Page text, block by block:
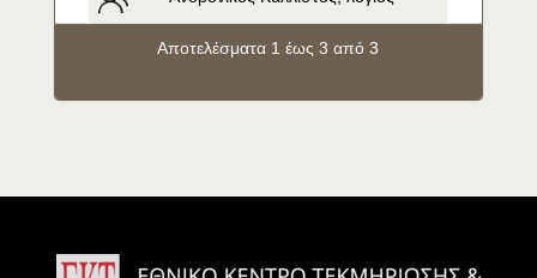
Αποτελέσματα 1 έως 3 από 3